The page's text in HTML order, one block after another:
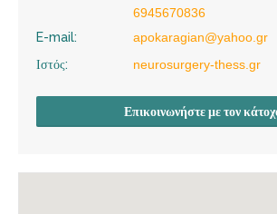
6945670836
E-mail:
apokaragian@yahoo.gr
Ιστός:
neurosurgery-thess.gr
Επικοινωνήστε με τον